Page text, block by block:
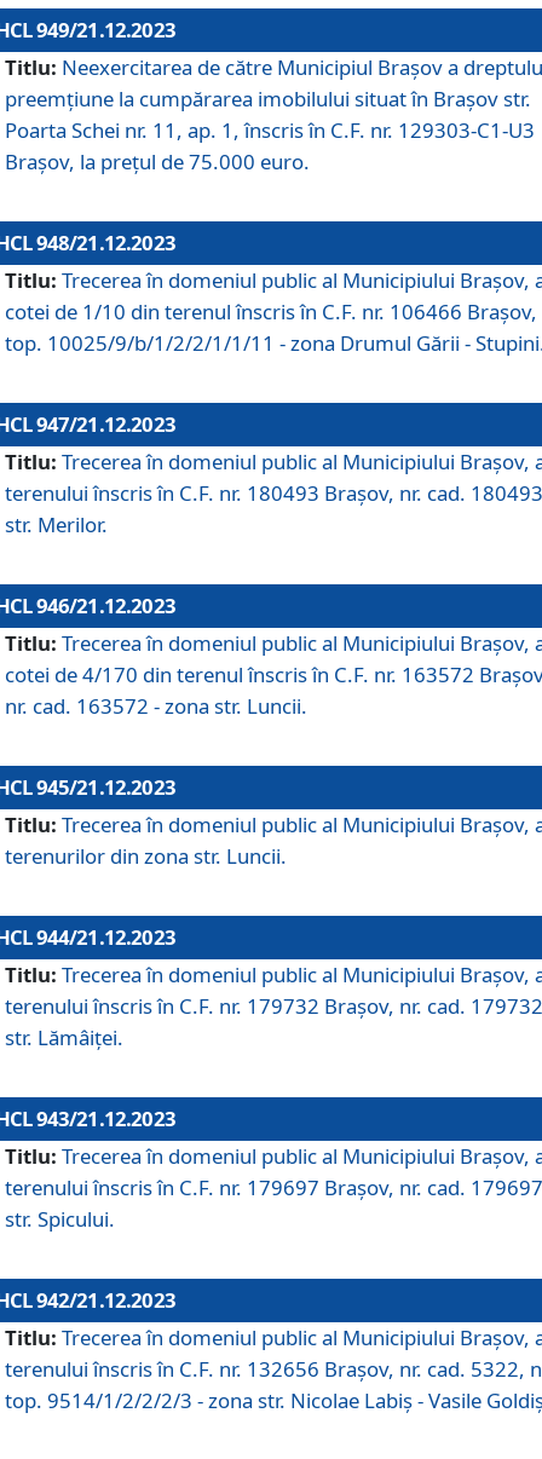
949/21.12.2023
Titlu: Neexercitarea de către Municipiul Brașov a
preemțiune la cumpărarea imobilului situat în Brașov str.
Poarta Schei nr. 11, ap. 1, înscris în C.F. nr. 129303-C1-U3
Brașov, la prețul de 75.000 euro.
948/21.12.2023
Titlu: Trecerea în domeniul public al Municipiului Braşov,
cotei de 1/10 din terenul înscris în C.F. nr. 106466 Brașov,
top. 10025/9/b/1/2/2/1/1/11 - zona Drumul Gării -
947/21.12.2023
Titlu: Trecerea în domeniul public al Municipiului Braşov,
terenului înscris în C.F. nr. 180493 Brașov, nr. cad.
str. Merilor.
946/21.12.2023
Titlu: Trecerea în domeniul public al Municipiului Braşov,
cotei de 4/170 din terenul înscris în C.F. nr. 163572
nr. cad. 163572 - zona str. Luncii.
945/21.12.2023
Titlu: Trecerea în domeniul public al Municipiului Braşov,
terenurilor din zona str. Luncii.
944/21.12.2023
Titlu: Trecerea în domeniul public al Municipiului Braşov,
terenului înscris în C.F. nr. 179732 Brașov, nr. cad.
str. Lămâiței.
943/21.12.2023
Titlu: Trecerea în domeniul public al Municipiului Braşov,
terenului înscris în C.F. nr. 179697 Brașov, nr. cad.
str. Spicului.
942/21.12.2023
Titlu: Trecerea în domeniul public al Municipiului Braşov,
terenului înscris în C.F. nr. 132656 Brașov, nr. cad. 5322,
top. 9514/1/2/2/2/3 - zona str. Nicolae Labiș - Vasile